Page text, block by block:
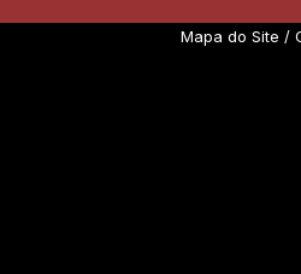
Mapa do Site /